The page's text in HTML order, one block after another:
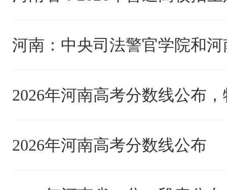
2026年河南高考分数线公布